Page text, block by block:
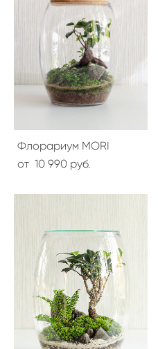
Флорариум MORI
от 10 990 pуб.